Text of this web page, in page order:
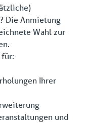
Die Anmietung
Wahl zur
Ihrer
und